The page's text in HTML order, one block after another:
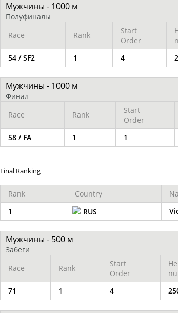
Мужчины - 1000 м
Полуфиналы
Race
Rank
Start
Order
54 / SF2 1 4
Мужчины - 1000 м
Финал
Race
Rank
Start
Order
58 / FA 1 1
Final Ranking
Rank Country
1
RUS
Мужчины - 500 м
Забеги
Race
Rank
Start
Order
71 1 4